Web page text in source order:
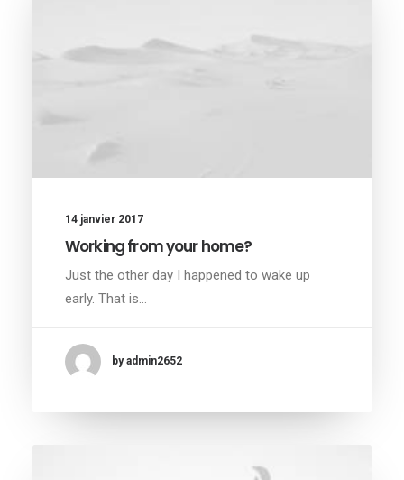
14 janvier 2017
Working from your home?
Just the other day I happened to wake up
early. That is…
by admin2652